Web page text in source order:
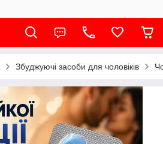
Збуджуючі засоби для чоловіків